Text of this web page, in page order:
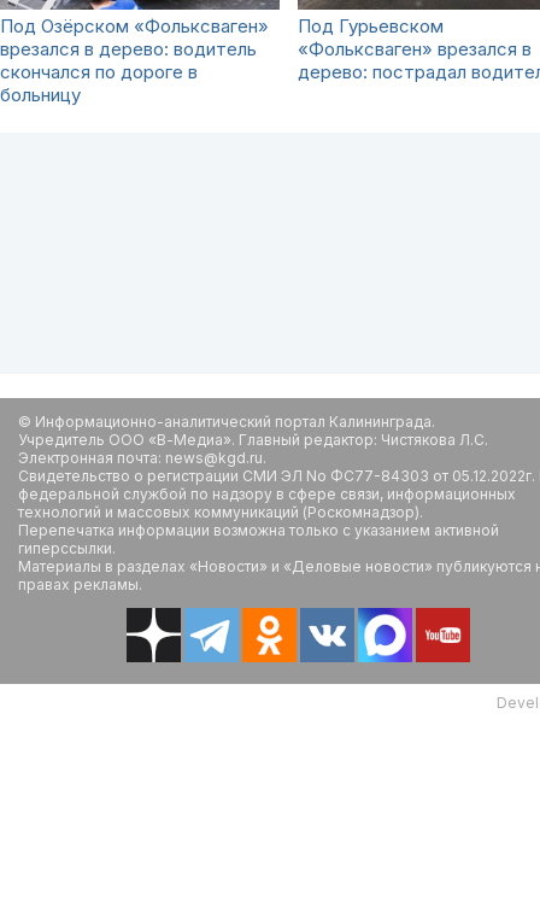
Под Озёрском «Фольксваген»
врезался в дерево: водитель
скончался по дороге в
больницу
Под Гурьевском
«Фольксваген» врезался в
дерево: пострадал
© Информационно-аналитический портал Калининграда.
Учредитель ООО «В-Медиа». Главный редактор: Чистякова Л.С.
Электронная почта: news@kgd.ru.
Свидетельство о регистрации СМИ ЭЛ No ФС77-84303 от
федеральной службой по надзору в сфере связи, информационных
технологий и массовых коммуникаций (Роскомнадзор).
Перепечатка информации возможна только с указанием активной
гиперссылки.
Материалы в разделах «Новости» и «Деловые новости» публикуются
правах рекламы.